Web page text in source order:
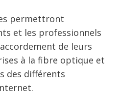
permettront
et les professionnels
de leurs
à la fibre optique et
des différents